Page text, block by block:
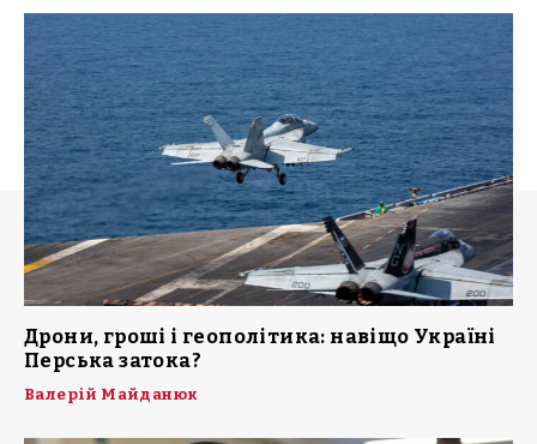
Дрони, гроші і геополітика: навіщо Україні
Перська затока?
Валерій Майданюк